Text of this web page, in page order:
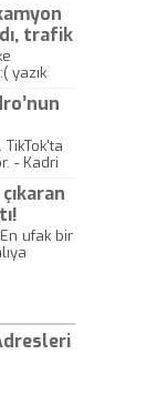
trafik
yazık
TikTok'ta
- Kadri
ufak bir